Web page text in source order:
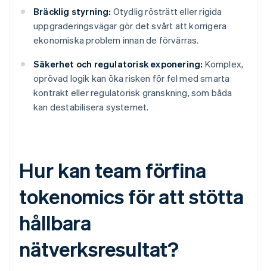
Bräcklig styrning: Otydlig rösträtt eller rigida
uppgraderingsvägar gör det svårt att korrigera
ekonomiska problem innan de förvärras.
Säkerhet och regulatorisk exponering: Komplex,
oprövad logik kan öka risken för fel med smarta
kontrakt eller regulatorisk granskning, som båda
kan destabilisera systemet.
Hur kan team förfina
tokenomics för att stötta
hållbara
nätverksresultat?